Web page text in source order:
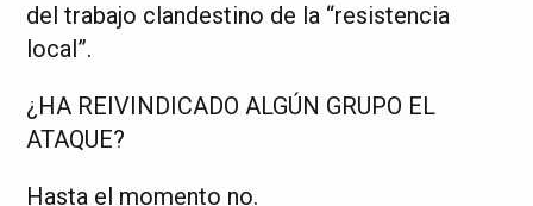
del trabajo clandestino de la “resistencia
local”.
¿HA REIVINDICADO ALGÚN GRUPO EL
ATAQUE?
Hasta el momento no.